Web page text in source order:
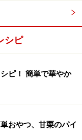
シピ
ピ！ 簡単で華やか
おやつ、甘栗のパイ